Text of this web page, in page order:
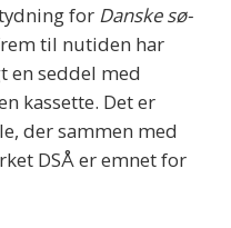
for Danske sø-
til nutiden har
en seddel med
kassette. Det er
der sammen med
DSÅ er emnet for